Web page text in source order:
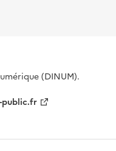
(DINUM).
public.fr